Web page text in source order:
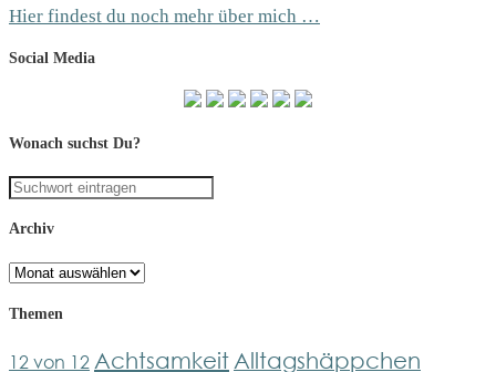
Hier findest du noch mehr über mich …
Social Media
Wonach suchst Du?
Archiv
Archiv
Themen
12 von 12 Achtsamkeit Alltagshäppchen